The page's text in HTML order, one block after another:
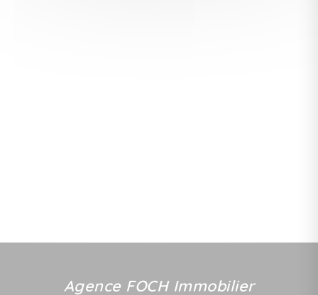
Agence FOCH Immobilier